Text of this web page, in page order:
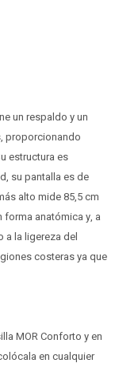
un respaldo y un
proporcionando
estructura es
su pantalla es de
alto mide 85,5 cm
anatómica y, a
a la ligereza del
costeras ya que
MOR Conforto y en
en cualquier